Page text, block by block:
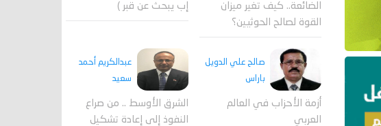
الضائعة.. كيف تغير ميزان
القوة لصالح الحوثيين؟
إب يبحث عن قبر )
صالح علي الدويل
باراس
أزمة الأحزاب في العالم
العربي
عبدالكريم أحمد
سعيد
الشرق الأوسط .. من صراع
النفوذ إلى إعادة تشكيل